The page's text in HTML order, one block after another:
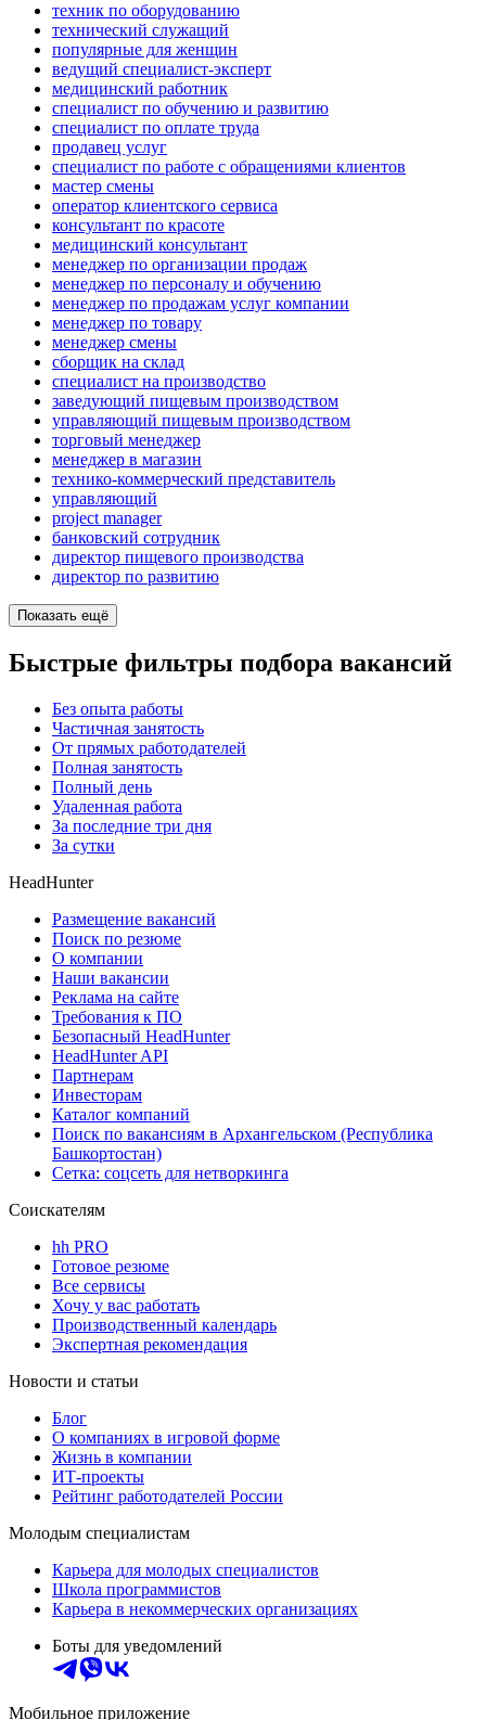
техник по оборудованию
технический служащий
популярные для женщин
ведущий специалист-эксперт
медицинский работник
специалист по обучению и развитию
специалист по оплате труда
продавец услуг
специалист по работе с обращениями клиентов
мастер смены
оператор клиентского сервиса
консультант по красоте
медицинский консультант
менеджер по организации продаж
менеджер по персоналу и обучению
менеджер по продажам услуг компании
менеджер по товару
менеджер смены
сборщик на склад
специалист на производство
заведующий пищевым производством
управляющий пищевым производством
торговый менеджер
менеджер в магазин
технико-коммерческий представитель
управляющий
project manager
банковский сотрудник
директор пищевого производства
директор по развитию
Показать ещё
Быстрые фильтры подбора вакансий
Без опыта работы
Частичная занятость
От прямых работодателей
Полная занятость
Полный день
Удаленная работа
За последние три дня
За сутки
HeadHunter
Размещение вакансий
Поиск по резюме
О компании
Наши вакансии
Реклама на сайте
Требования к ПО
Безопасный HeadHunter
HeadHunter API
Партнерам
Инвесторам
Каталог компаний
Поиск по вакансиям в Архангельском (Республика
Башкортостан)
Сетка: соцсеть для нетворкинга
Соискателям
hh PRO
Готовое резюме
Все сервисы
Хочу у вас работать
Производственный календарь
Экспертная рекомендация
Новости и статьи
Блог
О компаниях в игровой форме
Жизнь в компании
ИТ-проекты
Рейтинг работодателей России
Молодым специалистам
Карьера для молодых специалистов
Школа программистов
Карьера в некоммерческих организациях
Боты для уведомлений
Мобильное приложение